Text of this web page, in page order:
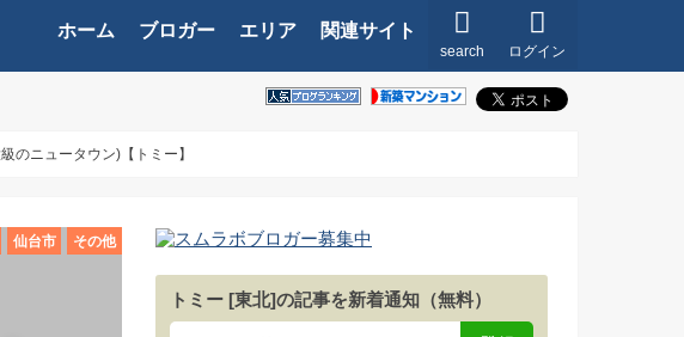
ログイン
search
ホーム ブロガー エリア 関連サイト
のニュータウン)【トミー】
その他
仙台市
トミー [東北]の記事を新着通知（無料）